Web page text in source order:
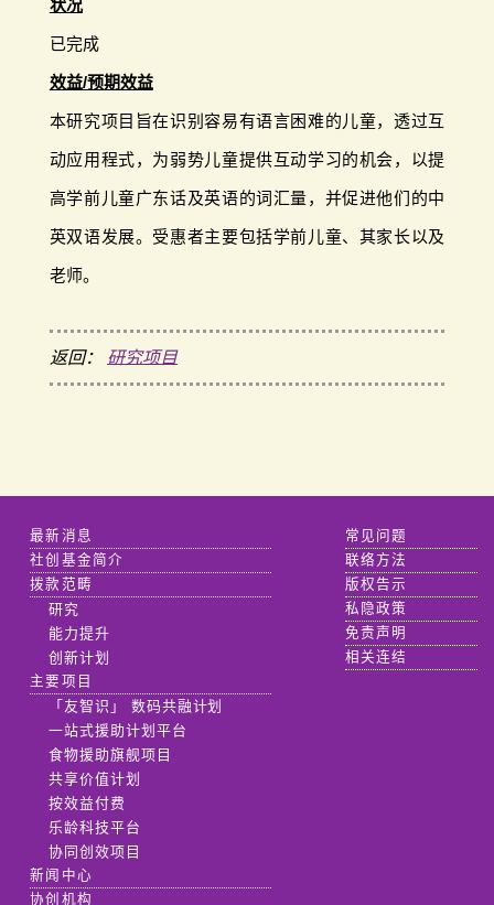
状况
已完成
效益/预期效益
本研究项目旨在识别容易有语言困难的儿童，透过互
动应用程式，为弱势儿童提供互动学习的机会，以提
高学前儿童广东话及英语的词汇量，并促进他们的中
英双语发展。受惠者主要包括学前儿童、其家长以及
老师。
返回： 研究项目
最新消息
社创基金简介
拨款范畴
研究
能力提升
创新计划
主要项目
「友智识」 数码共融计划
一站式援助计划平台
食物援助旗舰项目
共享价值计划
按效益付费
乐龄科技平台
协同创效项目
新闻中心
协创机构
常见问题
联络方法
版权告示
私隐政策
免责声明
相关连结